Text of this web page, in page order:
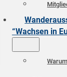
“Wachsen in